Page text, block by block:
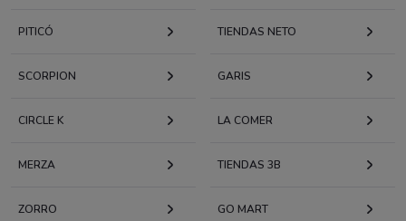
PITICÓ TIENDAS NETO
SCORPION GARIS
CIRCLE K LA COMER
MERZA TIENDAS 3B
ZORRO GO MART